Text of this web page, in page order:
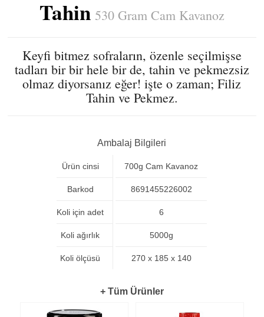
Tahin 530 Gram Cam Kavanoz
Keyfi bitmez sofraların, özenle seçilmişse
tadları bir bir hele bir de, tahin ve pekmezsiz
olmaz diyorsanız eğer! işte o zaman; Filiz
Tahin ve Pekmez.
Ambalaj Bilgileri
Ürün cinsi
Barkod
Koli için adet
Koli ağırlık
Koli ölçüsü
700g Cam Kavanoz
8691455226002
6
5000g
270 x 185 x 140
+ Tüm Ürünler